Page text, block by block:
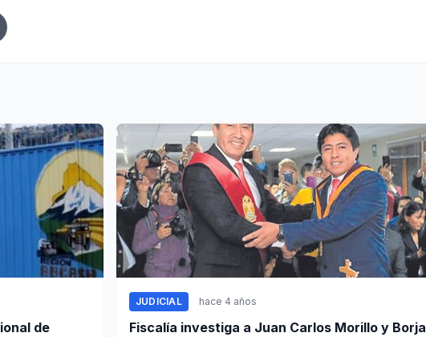
de
JUDICIAL hace 4 años
Fiscalía investiga a Juan Carlos Morillo y Borja